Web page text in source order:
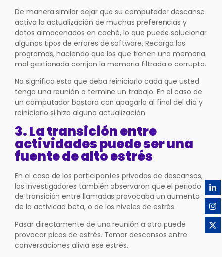
De manera similar dejar que su computador descanse
activa la actualización de muchas preferencias y
datos almacenados en caché, lo que puede solucionar
algunos tipos de errores de software. Recarga los
programas, haciendo que los que tienen una memoria
mal gestionada corrijan la memoria filtrada o corrupta.
No significa esto que deba reiniciarlo cada que usted
tenga una reunión o termine un trabajo. En el caso de
un computador bastará con apagarlo al final del día y
reiniciarlo si hizo alguna actualización.
3. La transición entre
actividades puede ser una
fuente de alto estrés
En el caso de los participantes privados de descansos,
los investigadores también observaron que el periodo
de transición entre llamadas provocaba un aumento
de la actividad beta, o de los niveles de estrés.
Pasar directamente de una reunión a otra puede
provocar picos de estrés. Tomar descansos entre
conversaciones alivia ese estrés.